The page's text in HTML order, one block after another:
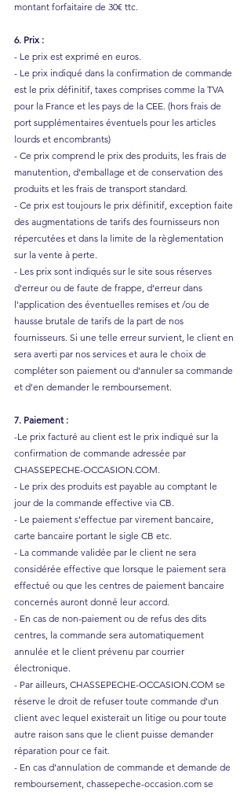
montant forfaitaire de 30€ ttc.
6. Prix :
- Le prix est exprimé en euros.
- Le prix indiqué dans la confirmation de commande
est le prix définitif, taxes comprises comme la TVA
pour la France et les pays de la CEE. (hors frais de
port supplémentaires éventuels pour les articles
lourds et encombrants)
- Ce prix comprend le prix des produits, les frais de
manutention, d'emballage et de conservation des
produits et les frais de transport standard.
- Ce prix est toujours le prix définitif, exception faite
des augmentations de tarifs des fournisseurs non
répercutées et dans la limite de la règlementation
sur la vente à perte.
- Les prix sont indiqués sur le site sous réserves
d'erreur ou de faute de frappe, d'erreur dans
l'application des éventuelles remises et /ou de
hausse brutale de tarifs de la part de nos
fournisseurs. Si une telle erreur survient, le client en
sera averti par nos services et aura le choix de
compléter son paiement ou d'annuler sa commande
et d'en demander le remboursement.
7. Paiement :
-Le prix facturé au client est le prix indiqué sur la
confirmation de commande adressée par
CHASSEPECHE-OCCASION.COM.
- Le prix des produits est payable au comptant le
jour de la commande effective via CB.
- Le paiement s'effectue par virement bancaire,
carte bancaire portant le sigle CB etc.
- La commande validée par le client ne sera
considérée effective que lorsque le paiement sera
effectué ou que les centres de paiement bancaire
concernés auront donné leur accord.
- En cas de non-paiement ou de refus des dits
centres, la commande sera automatiquement
annulée et le client prévenu par courrier
électronique.
- Par ailleurs, CHASSEPECHE-OCCASION.COM se
réserve le droit de refuser toute commande d'un
client avec lequel existerait un litige ou pour toute
autre raison sans que le client puisse demander
réparation pour ce fait.
- En cas d'annulation de commande et demande de
remboursement, chassepeche-occasion.com se